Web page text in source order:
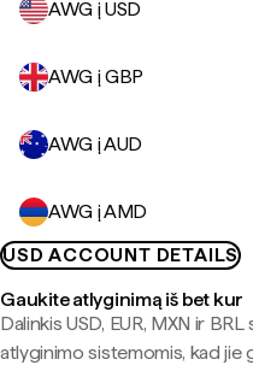
AWG į USD
AWG į GBP
AWG į AUD
AWG į AMD
USD ACCOUNT DETAILS
Gaukite atlyginimą iš bet kur
Dalinkis USD, EUR, MXN ir
atlyginimo sistemomis, kad jie